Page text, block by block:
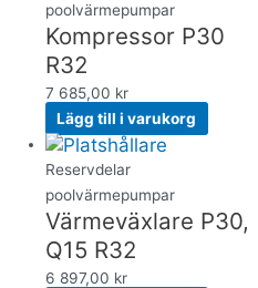
poolvärmepumpar
Kompressor P30
R32
7 685,00 kr
Lägg till i varukorg
Reservdelar
poolvärmepumpar
Värmeväxlare P30,
Q15 R32
6 897,00 kr